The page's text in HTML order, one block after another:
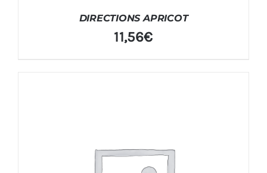
DIRECTIONS APRICOT
11,56€